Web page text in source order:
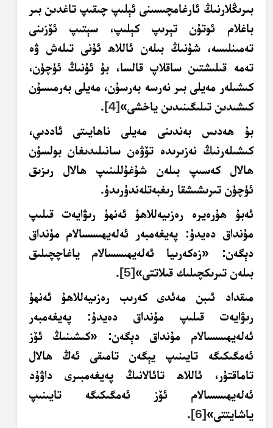
بىرىڭلارنىڭ ئارغامچىسىنى ئېلىپ چىقىپ تاغدىن بىر
باغلام ئوتۇن تېرىپ كېلىپ، سېتىپ ئۆزىنى
تەمىنلىسە، شۇنىڭ بىلەن ئاللاھ ئۇنى تىلەش ۋە
تەمە قىلىشتىن ساقلاپ قالسا، بۇ ئۇنىڭ ئۈچۈن،
كىشىلەر مەيلى بىر نەرسە بەرسۇن، مەيلى بەرمىسۇن
كىشىدىن تىلىگىنىدىن ياخشى»[4]
.
بۇ ھەدىس بەندىنى مەيلى ناھايىتى ئاددىي،
كىشىلەرنىڭ نەزىرىدە تۆۋەن سانىلىدىغان بولسۇن
ھالال كەسىپ بىلەن شۇغۇللىنىپ ھالال رىزىق
ئۈچۈن تىرىشىشقا رىغبەتلەندۈرىدۇ.
ئەبۇ ھۇرەيرە رەزىيەللاھۇ ئەنھۇ رىۋايەت قىلىپ
مۇنداق دەيدۇ: پەيغەمبەر ئەلەيھىسسالام مۇنداق
دېگەن: «زەكەرىيا ئەلەيھىسسالام ياغاچچىلىق
بىلەن تىرىكچىلىك قىلاتتى»[5]
.
مىقداد ئىبن مەئدى كەرىب رەزىيەللاھۇ ئەنھۇ
رىۋايەت قىلىپ مۇنداق دەيدۇ: پەيغەمبەر
ئەلەيھىسسالام مۇنداق دېگەن: «كىشىنىڭ ئۆز
ئەمگىكىگە تايىنىپ يېگەن تامىقى ئەڭ ھالال
تاماقتۇر، ئاللاھ تائالانىڭ پەيغەمبىرى داۋۇد
ئەلەيھىسسالام ئۆز ئەمگىكىگە تايىنىپ
ياشايتتى»[6]
.